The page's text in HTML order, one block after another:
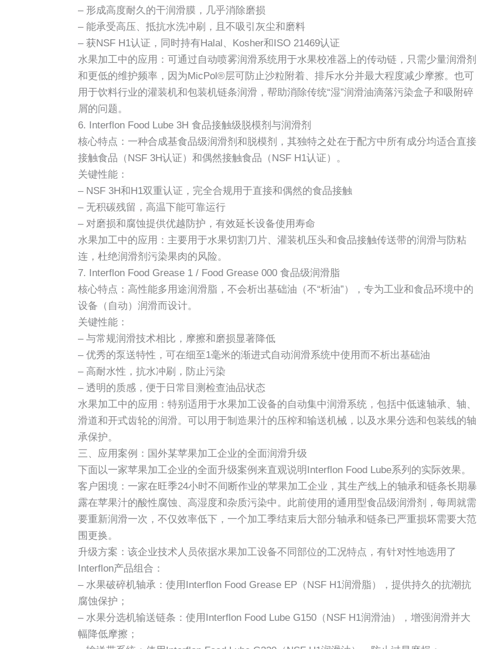
– 形成高度耐久的干润滑膜，几乎消除磨损
– 能承受高压、抵抗水洗冲刷，且不吸引灰尘和磨料
– 获NSF H1认证，同时持有Halal、Kosher和ISO 21469认证
水果加工中的应用：可通过自动喷雾润滑系统用于水果校准器上的传动链，只需少量润滑剂
和更低的维护频率，因为MicPol®层可防止沙粒附着、排斥水分并最大程度减少摩擦。也可
用于饮料行业的灌装机和包装机链条润滑，帮助消除传统“湿”润滑油滴落污染盒子和吸附碎
屑的问题。
6. Interflon Food Lube 3H 食品接触级脱模剂与润滑剂
核心特点：一种合成基食品级润滑剂和脱模剂，其独特之处在于配方中所有成分均适合直接
接触食品（NSF 3H认证）和偶然接触食品（NSF H1认证）。
关键性能：
– NSF 3H和H1双重认证，完全合规用于直接和偶然的食品接触
– 无积碳残留，高温下能可靠运行
– 对磨损和腐蚀提供优越防护，有效延长设备使用寿命
水果加工中的应用：主要用于水果切割刀片、灌装机压头和食品接触传送带的润滑与防粘
连，杜绝润滑剂污染果肉的风险。
7. Interflon Food Grease 1 / Food Grease 000 食品级润滑脂
核心特点：高性能多用途润滑脂，不会析出基础油（不“析油”），专为工业和食品环境中的
设备（自动）润滑而设计。
关键性能：
– 与常规润滑技术相比，摩擦和磨损显著降低
– 优秀的泵送特性，可在细至1毫米的渐进式自动润滑系统中使用而不析出基础油
– 高耐水性，抗水冲刷，防止污染
– 透明的质感，便于日常目测检查油品状态
水果加工中的应用：特别适用于水果加工设备的自动集中润滑系统，包括中低速轴承、轴、
滑道和开式齿轮的润滑。可以用于制造果汁的压榨和输送机械，以及水果分选和包装线的轴
承保护。
三、应用案例：国外某苹果加工企业的全面润滑升级
下面以一家苹果加工企业的全面升级案例来直观说明Interflon Food Lube系列的实际效果。
客户困境：一家在旺季24小时不间断作业的苹果加工企业，其生产线上的轴承和链条长期暴
露在苹果汁的酸性腐蚀、高湿度和杂质污染中。此前使用的通用型食品级润滑剂，每周就需
要重新润滑一次，不仅效率低下，一个加工季结束后大部分轴承和链条已严重损坏需要大范
围更换。
升级方案：该企业技术人员依据水果加工设备不同部位的工况特点，有针对性地选用了
Interflon产品组合：
– 水果破碎机轴承：使用Interflon Food Grease EP（NSF H1润滑脂），提供持久的抗潮抗
腐蚀保护；
– 水果分选机输送链条：使用Interflon Food Lube G150（NSF H1润滑油），增强润滑并大
幅降低摩擦；